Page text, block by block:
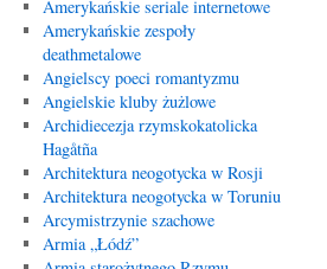
Amerykańskie seriale internetowe
Amerykańskie zespoły
deathmetalowe
Angielscy poeci romantyzmu
Angielskie kluby żużlowe
Archidiecezja rzymskokatolicka
Hagåtña
Architektura neogotycka w Rosji
Architektura neogotycka w Toruniu
Arcymistrzynie szachowe
Armia „Łódź”